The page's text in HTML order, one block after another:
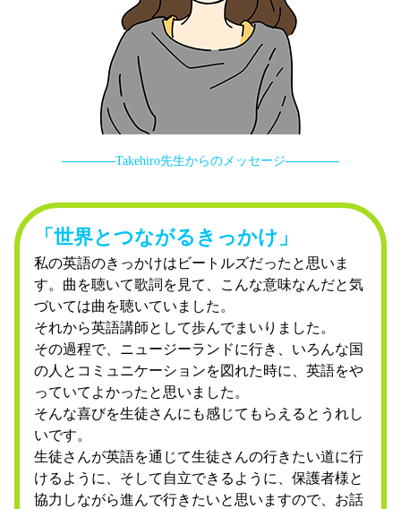
Takehiro先生からのメッセージ
「世界とつながるきっかけ」
私の英語のきっかけはビートルズだったと思いま
す。曲を聴いて歌詞を見て、こんな意味なんだと気
づいては曲を聴いていました。
それから英語講師として歩んでまいりました。
その過程で、ニュージーランドに行き、いろんな国
の人とコミュニケーションを図れた時に、英語をや
っていてよかったと思いました。
そんな喜びを生徒さんにも感じてもらえるとうれし
いです。
生徒さんが英語を通じて生徒さんの行きたい道に行
けるように、そして自立できるように、保護者様と
協力しながら進んで行きたいと思いますので、お話